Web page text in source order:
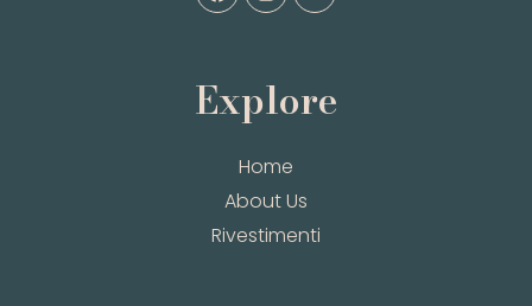
Explore
Home
About Us
Rivestimenti